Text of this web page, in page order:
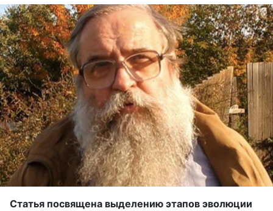
Статья посвящена выделению этапов эволюции